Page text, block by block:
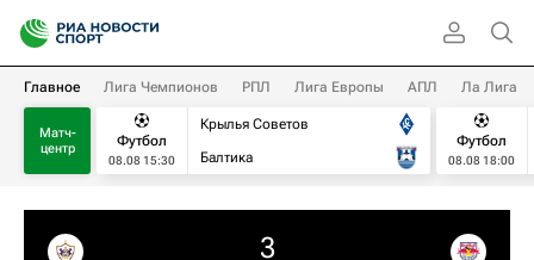
Главное Лига Чемпионов РПЛ Лига Европы АПЛ Ла Лига
Матч-
центр
Футбол
08.08 15:30
Крылья Советов
Балтика
Футбол
08.08 18:00
3